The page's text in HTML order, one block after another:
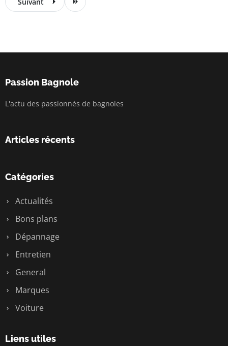
Passion Bagnole
L'actu des passionnés de bagnoles
Articles récents
Catégories
Actualités
Bons plans
Dépannage
Entretien
General
Marques
Voiture
Liens utiles